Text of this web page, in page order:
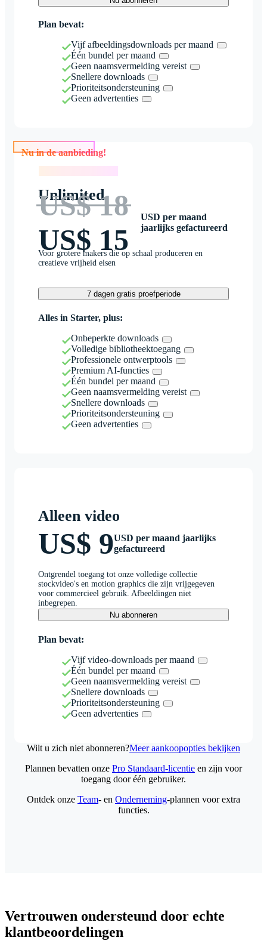
Plan bevat:
Vijf afbeeldingsdownloads per maand
Één bundel per maand
Geen naamsvermelding vereist
Snellere downloads
Prioriteitsondersteuning
Geen advertenties
Nu in de aanbieding!
Unlimited
US$ 18
US$ 15
USD per maand
jaarlijks gefactureerd
Voor grotere makers die op schaal produceren en
creatieve vrijheid eisen
7 dagen gratis proefperiode
Alles in Starter, plus:
Onbeperkte downloads
Volledige bibliotheektoegang
Professionele ontwerptools
Premium AI-functies
Één bundel per maand
Geen naamsvermelding vereist
Snellere downloads
Prioriteitsondersteuning
Geen advertenties
Alleen video
US$ 9USD per maand jaarlijks
gefactureerd
Ontgrendel toegang tot onze volledige collectie
stockvideo's en motion graphics die zijn vrijgegeven
voor commercieel gebruik. Afbeeldingen niet
inbegrepen.
Nu abonneren
Plan bevat:
Vijf video-downloads per maand
Één bundel per maand
Geen naamsvermelding vereist
Snellere downloads
Prioriteitsondersteuning
Geen advertenties
Wilt u zich niet abonneren?Meer aankoopopties bekijken
Plannen bevatten onze Pro Standaard-licentie en zijn voor
toegang door één gebruiker.
Ontdek onze Team- en Onderneming-plannen voor extra
functies.
Vertrouwen ondersteund door echte
klantbeoordelingen